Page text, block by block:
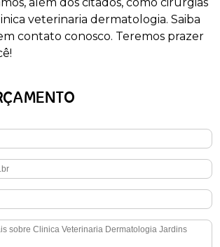
veterinaria dermatologia. Saiba
contato conosco. Teremos prazer